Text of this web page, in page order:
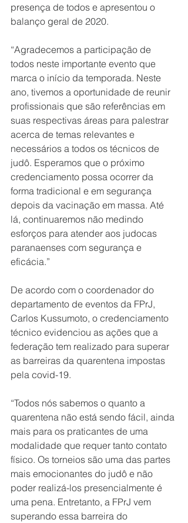
presença de todos e apresentou o
balanço geral de 2020.
“Agradecemos a participação de
todos neste importante evento que
marca o início da temporada. Neste
ano, tivemos a oportunidade de reunir
profissionais que são referências em
suas respectivas áreas para palestrar
acerca de temas relevantes e
necessários a todos os técnicos de
judô. Esperamos que o próximo
credenciamento possa ocorrer da
forma tradicional e em segurança
depois da vacinação em massa. Até
lá, continuaremos não medindo
esforços para atender aos judocas
paranaenses com segurança e
eficácia.”
De acordo com o coordenador do
departamento de eventos da FPrJ,
Carlos Kussumoto, o credenciamento
técnico evidenciou as ações que a
federação tem realizado para superar
as barreiras da quarentena impostas
pela covid-19.
“Todos nós sabemos o quanto a
quarentena não está sendo fácil, ainda
mais para os praticantes de uma
modalidade que requer tanto contato
físico. Os torneios são uma das partes
mais emocionantes do judô e não
poder realizá-los presencialmente é
uma pena. Entretanto, a FPrJ vem
superando essa barreira do